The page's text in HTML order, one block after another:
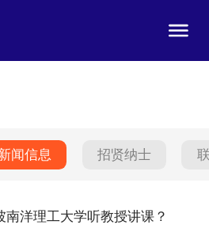
闻信息 招贤纳士
洋理工大学听教授讲课？